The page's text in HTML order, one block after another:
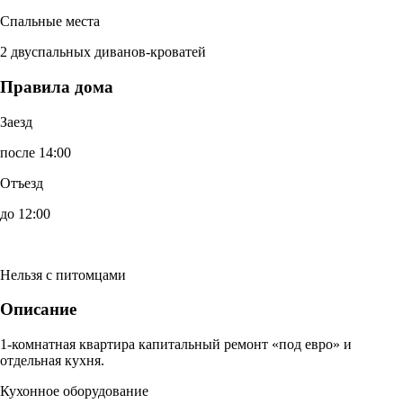
Спальные места
2 двуспальных диванов-кроватей
Правила дома
Заезд
после 14:00
Отъезд
до 12:00
Нельзя с питомцами
Описание
1-комнатная квартира капитальный ремонт «под евро» и
отдельная кухня.
Кухонное оборудование